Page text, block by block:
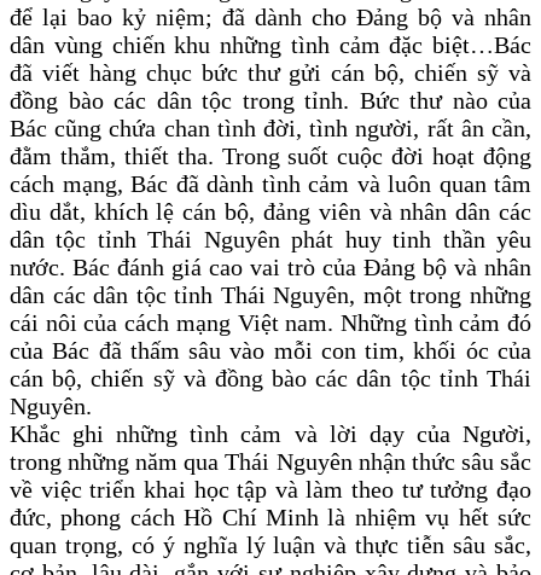
để lại bao kỷ niệm; đã dành cho Đảng bộ và nhân
dân vùng chiến khu những tình cảm đặc biệt…Bác
đã viết hàng chục bức thư gửi cán bộ, chiến sỹ và
đồng bào các dân tộc trong tỉnh. Bức thư nào của
Bác cũng chứa chan tình đời, tình người, rất ân cần,
đằm thắm, thiết tha. Trong suốt cuộc đời hoạt động
cách mạng, Bác đã dành tình cảm và luôn quan tâm
dìu dắt, khích lệ cán bộ, đảng viên và nhân dân các
dân tộc tỉnh Thái Nguyên phát huy tinh thần yêu
nước. Bác đánh giá cao vai trò của Đảng bộ và nhân
dân các dân tộc tỉnh Thái Nguyên, một trong những
cái nôi của cách mạng Việt nam. Những tình cảm đó
của Bác đã thấm sâu vào mỗi con tim, khối óc của
cán bộ, chiến sỹ và đồng bào các dân tộc tỉnh Thái
Nguyên.
Khắc ghi những tình cảm và lời dạy của Người,
trong những năm qua Thái Nguyên nhận thức sâu sắc
về việc triển khai học tập và làm theo tư tưởng đạo
đức, phong cách Hồ Chí Minh là nhiệm vụ hết sức
quan trọng, có ý nghĩa lý luận và thực tiễn sâu sắc,